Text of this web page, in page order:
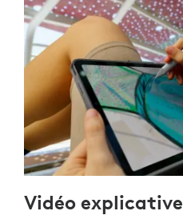
Vidéo explicative